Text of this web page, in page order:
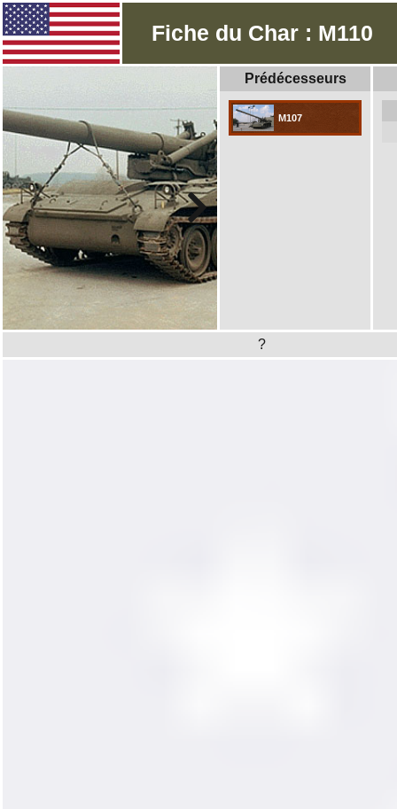
Fiche du Char : M110
Prédécesseurs
M107
?